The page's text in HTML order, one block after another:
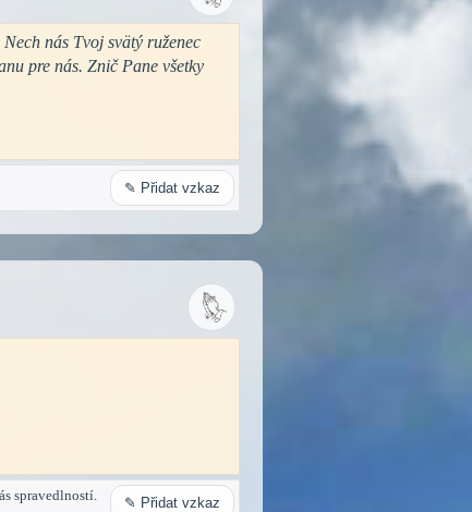
nás Tvoj svätý ruženec
pre nás. Znič Pane všetky
✎ Přidat vzkaz
spravedlností.
✎ Přidat vzkaz